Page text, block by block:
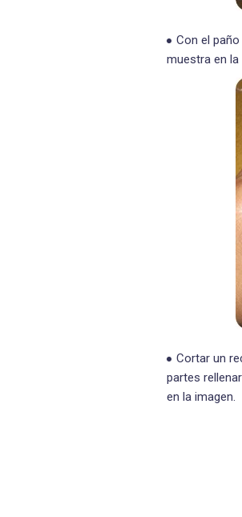
Con el
muestra en la
Cortar un
partes
en la imagen.